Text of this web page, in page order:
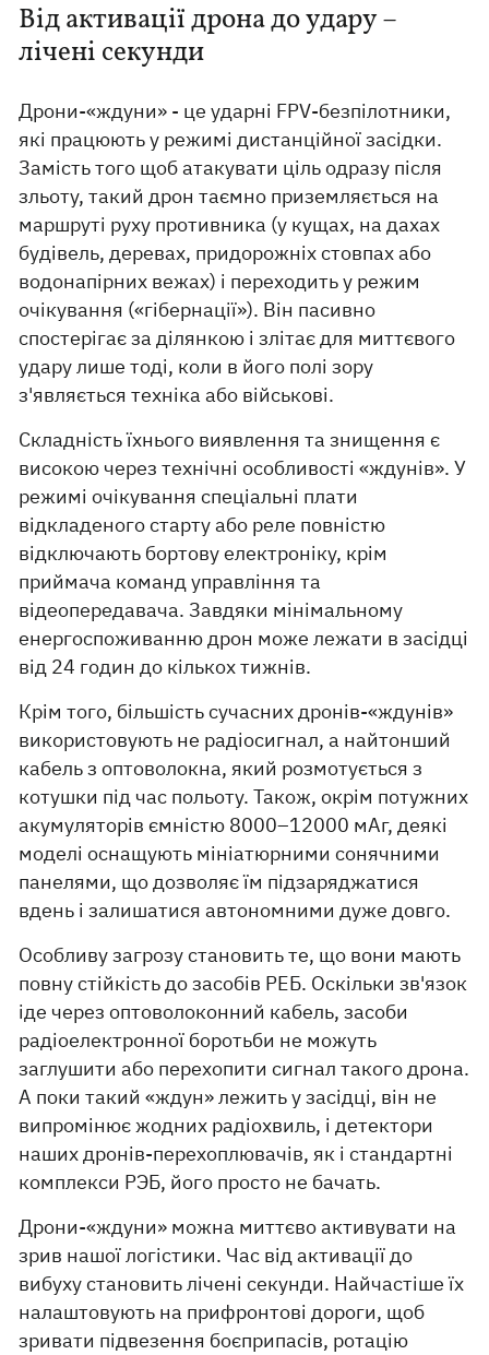
Від активації дрона до удару –
лічені секунди
Дрони-«ждуни» - це ударні FPV-безпілотники,
які працюють у режимі дистанційної засідки.
Замість того щоб атакувати ціль одразу після
зльоту, такий дрон таємно приземляється на
маршруті руху противника (у кущах, на дахах
будівель, деревах, придорожніх стовпах або
водонапірних вежах) і переходить у режим
очікування («гібернації»). Він пасивно
спостерігає за ділянкою і злітає для миттєвого
удару лише тоді, коли в його полі зору
з'являється техніка або військові.
Складність їхнього виявлення та знищення є
високою через технічні особливості «ждунів». У
режимі очікування спеціальні плати
відкладеного старту або реле повністю
відключають бортову електроніку, крім
приймача команд управління та
відеопередавача. Завдяки мінімальному
енергоспоживанню дрон може лежати в засідці
від 24 годин до кількох тижнів.
Крім того, більшість сучасних дронів-«ждунів»
використовують не радіосигнал, а найтонший
кабель з оптоволокна, який розмотується з
котушки під час польоту. Також, окрім потужних
акумуляторів ємністю 8000–12000 мАг, деякі
моделі оснащують мініатюрними сонячними
панелями, що дозволяє їм підзаряджатися
вдень і залишатися автономними дуже довго.
Особливу загрозу становить те, що вони мають
повну стійкість до засобів РЕБ. Оскільки зв'язок
іде через оптоволоконний кабель, засоби
радіоелектронної боротьби не можуть
заглушити або перехопити сигнал такого дрона.
А поки такий «ждун» лежить у засідці, він не
випромінює жодних радіохвиль, і детектори
наших дронів-перехоплювачів, як і стандартні
комплекси РЭБ, його просто не бачать.
Дрони-«ждуни» можна миттєво активувати на
зрив нашої логістики. Час від активації до
вибуху становить лічені секунди. Найчастіше їх
налаштовують на прифронтові дороги, щоб
зривати підвезення боєприпасів, ротацію